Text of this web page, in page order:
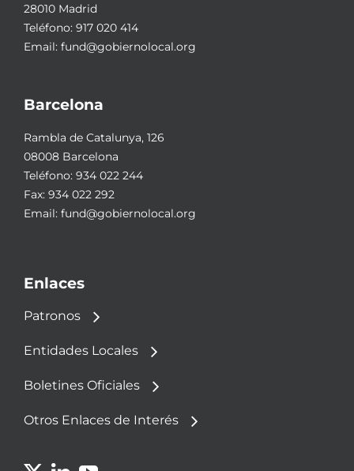
28010 Madrid
Teléfono: 917 020 414
Email: fund@gobiernolocal.org
Barcelona
Rambla de Catalunya, 126
08008 Barcelona
Teléfono: 934 022 244
Fax: 934 022 292
Email: fund@gobiernolocal.org
Enlaces
Patronos
Entidades Locales
Boletines Oficiales
Otros Enlaces de Interés